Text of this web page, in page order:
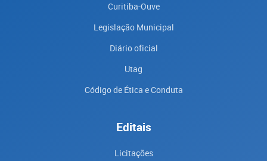
Curitiba-Ouve
Legislação Municipal
Diário oficial
Utag
Código de Ética e Conduta
Editais
Licitações